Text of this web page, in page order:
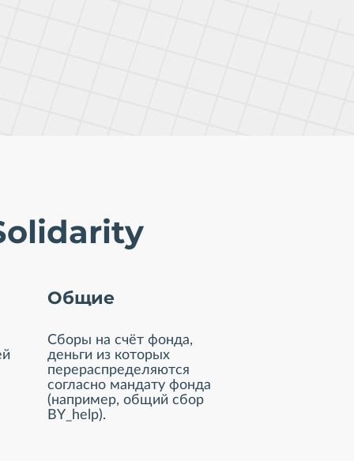
Общие
Сборы на счёт фонда,
деньги из которых
перераспределяются
согласно мандату фонда
(например, общий сбор
BY_help).